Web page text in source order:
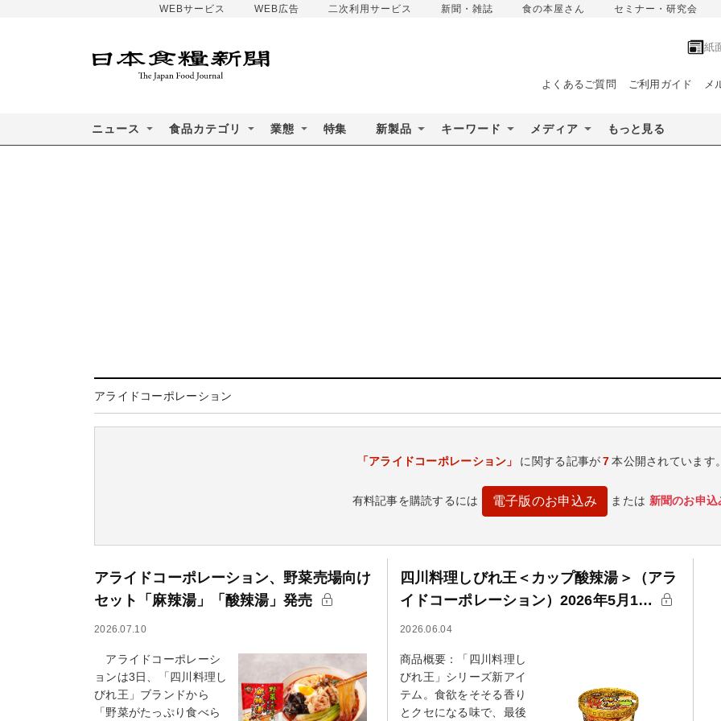
WEBサービス WEB広告 二次利用サービス 新聞・雑誌 食の本屋さん セミナー・研究会
紙
よくあるご質問 ご利用ガイド メ
ニュース 食品カテゴリ 業態 特集 新製品 キーワード メディア もっと見る
アライドコーポレーション
「アライドコーポレーション」 に関する記事が7 本公開されています
有料記事を購読するには 電子版のお申込み または 新聞のお申込
アライドコーポレーション、野菜売場向け
セット「麻辣湯」「酸辣湯」発売
2026.07.10
アライドコーポレーシ
ョンは3日、「四川料理し
びれ王」ブランドから
「野菜がたっぷり食べら
四川料理しびれ王＜カップ酸辣湯＞（アラ
イドコーポレーション）2026年5月1…
2026.06.04
商品概要：「四川料理し
びれ王」シリーズ新アイ
テム。食欲をそそる香り
とクセになる味で、最後